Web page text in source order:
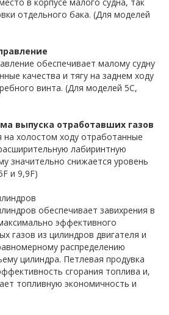
отдельного бака. (Для моделей
обеспечивает малому судну
качества и тягу на заднем ходу
винта. (Для моделей 5C,
выпуска отработавших газов
на холостом ходу отработанные
лабиринтную
значительно снижается уровень
и 9,9F)
обеспечивает завихрения в
эффективного
газов из цилиндров двигателя и
распределению
цилиндра. Петлевая продувка
сгорания топлива и,
топливную экономичность и